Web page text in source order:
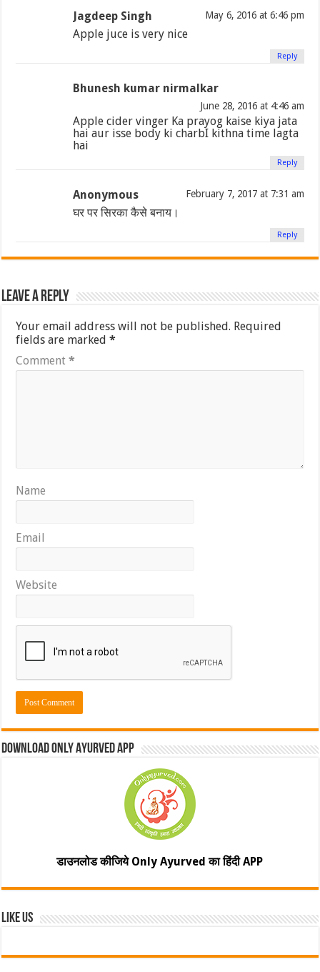
Jagdeep Singh May 6, 2016 at 6:46 pm
Apple juce is very nice
Reply
Bhunesh kumar nirmalkar
June 28, 2016 at 4:46 am
Apple cider vinger Ka prayog kaise kiya jata
hai aur isse body ki charbI kithna time lagta
hai
Reply
Anonymous February 7, 2017 at 7:31 am
घर पर सिरका कैसे बनाय।
Reply
Leave a Reply
Your email address will not be published. Required
fields are marked*
Comment*
Name
Email
Website
Download Only Ayurved App
डाउनलोड कीजिये Only Ayurved का हिंदी APP
Like Us